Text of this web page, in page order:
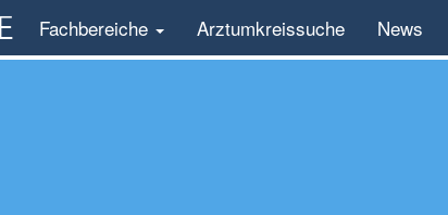
Fachbereiche Arztumkreissuche News